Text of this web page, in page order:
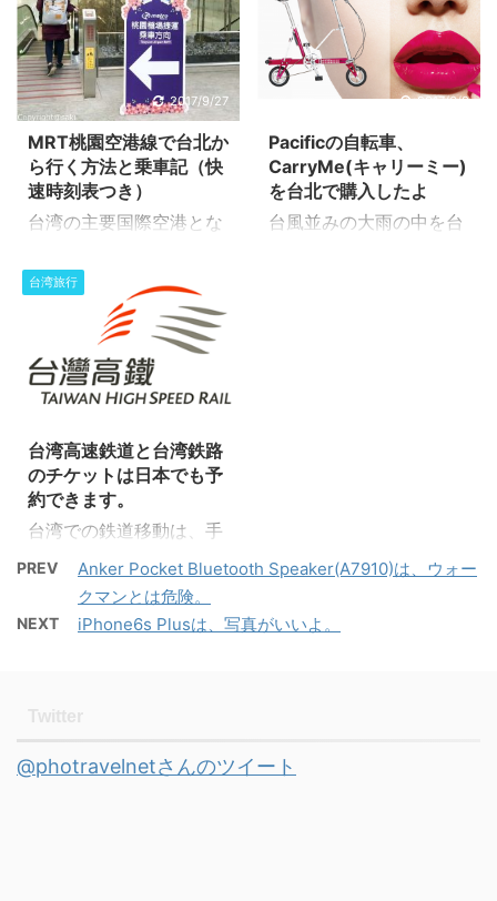
チャイナエア・エバーの
４つの航空会社が各2往
復づつ、そしてJAL×チ
ャイナエアとANA×エバ
ーがそれぞれコードシェ
アをしています。 羽田空
港が国際線定期便を再開
した2010年10月31日よ
り東京・羽田空港との運
航を開始したのですが、
その後松山空港への増便
や羽田以外の路線開設等
もなく続いています。 着
陸直前 松山空港へ着陸す
るときは、台北の東側・
して、今いる位置から駅
の反対の方向を目指して
進みます。 途中、駅を少
しだけ散策してみます
華やかになったもので
す。日本の駅ナカ商法を
参考にしていると聞いた
ことありますけど。いつ
2017/9/27
MRT桃園空港線で台北か
ら行く方法と乗車記（快
速時刻表つき）
台湾の主要国際空港とな
は、今までバスで往復す
るのが主流でした。大体
1時間前後かかって台北
に到着していました。 時
間帯によって所要時間の
バラツキがあり、特に夕
方以降はラッシュアワー
の交通渋滞と重なり、台
北に到着する時間は予定
より遅れたりすることが
多かったです。 2017年3
月2日にMRT桃園空港線
が開業した新しい空港ア
クセス交通です。台北と
着遅れに心配することが
なくなります。
2017/6/8
Pacificの自転車、
CarryMe(キャリーミー)
を台北で購入したよ
台風並みの大雨の中を台
い。 こんなクソ大雨の中
すよ。それは台湾の
好きな方は 「あれか(￣
ー+￣)」と思うかもしれ
台湾旅行
台湾高速鉄道と台湾鉄路
のチケットは日本でも予
約できます。
台湾での鉄道移動は、手
数料を払って旅行会社に
手配してもらうか現地到
着後に駅に駈込むしかあ
りませんでしたが、今は
応していなかったのが、
PREV
Anker Pocket Bluetooth Speaker(A7910)は、ウォー
クマンとは危険。
NEXT iPhone6s Plusは、写真がいいよ。
@photravelnetさんのツイート